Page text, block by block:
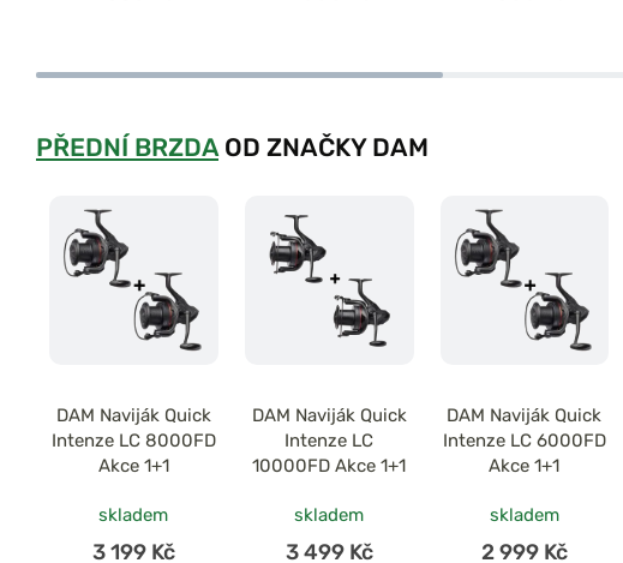
PŘEDNÍ BRZDAOD ZNAČKY DAM
DAM Naviják Quick
Intenze LC 8000FD
Akce 1+1
skladem
3 199 Kč
DAM Naviják Quick
Intenze LC
10000FD Akce 1+1
skladem
3 499 Kč
DAM Naviják Quick
Intenze LC 6000FD
Akce 1+1
skladem
2 999 Kč